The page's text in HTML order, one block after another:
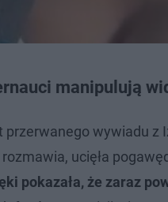
manipulują
przerwanego wywiadu z
ucięła
pokazała, że zaraz